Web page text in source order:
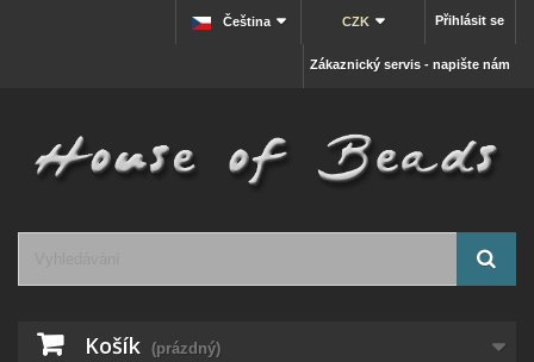
Přihlásit se
CZK
Čeština
Zákaznický servis - napište nám
Košík (prázdný)